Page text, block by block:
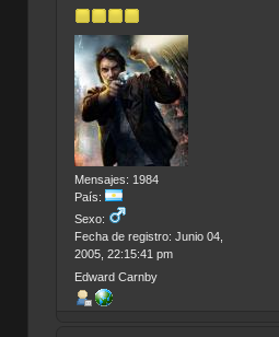
Mensajes: 1984
País:
Sexo:
Fecha de registro: Junio 04,
2005, 22:15:41 pm
Edward Carnby